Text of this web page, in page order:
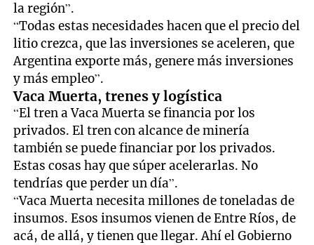
la región”.
“Todas estas necesidades hacen que el precio del
litio crezca, que las inversiones se aceleren, que
Argentina exporte más, genere más inversiones
y más empleo”.
Vaca Muerta, trenes y logística
“El tren a Vaca Muerta se financia por los
privados. El tren con alcance de minería
también se puede financiar por los privados.
Estas cosas hay que súper acelerarlas. No
tendrías que perder un día”.
“Vaca Muerta necesita millones de toneladas de
insumos. Esos insumos vienen de Entre Ríos, de
acá, de allá, y tienen que llegar. Ahí el Gobierno